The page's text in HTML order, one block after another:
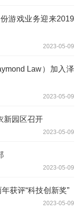
游戏业务迎来2019
2023-05-09
Law）加入泽
2023-05-09
新园区召开
2023-05-09
2023-05-09
获评“科技创新奖”
2023-05-09